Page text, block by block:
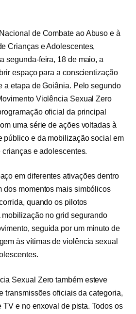
de Combate ao Abuso e à
Crianças e Adolescentes,
segunda-feira, 18 de maio, a
espaço para a conscientização
a etapa de Goiânia. Pelo segundo
Violência Sexual Zero
oficial da principal
uma série de ações voltadas à
público e da mobilização social em
e adolescentes.
em diferentes ativações dentro
dos momentos mais simbólicos
quando os pilotos
mobilização no grid segurando
seguida por um minuto de
às vítimas de violência sexual
Sexual Zero também esteve
transmissões oficiais da categoria,
TV e no enxoval de pista. Todos os